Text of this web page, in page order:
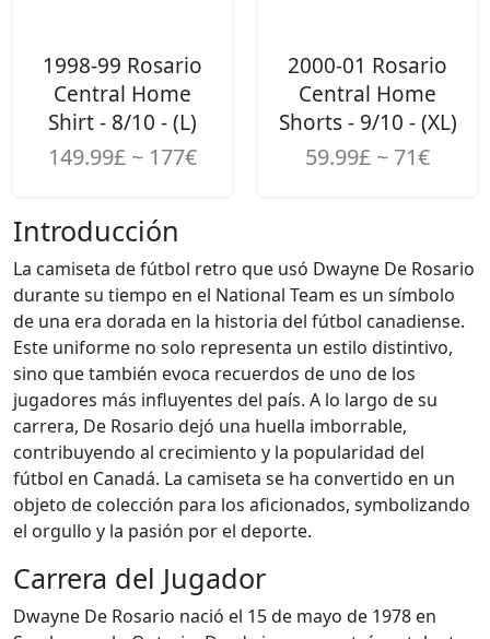
1998-99 Rosario
Central Home
Shirt - 8/10 - (L)
149.99£ ~ 177€
2000-01 Rosario
Central Home
Shorts - 9/10 - (XL)
59.99£ ~ 71€
Introducción
La camiseta de fútbol retro que usó Dwayne De Rosario
durante su tiempo en el National Team es un símbolo
de una era dorada en la historia del fútbol canadiense.
Este uniforme no solo representa un estilo distintivo,
sino que también evoca recuerdos de uno de los
jugadores más influyentes del país. A lo largo de su
carrera, De Rosario dejó una huella imborrable,
contribuyendo al crecimiento y la popularidad del
fútbol en Canadá. La camiseta se ha convertido en un
objeto de colección para los aficionados, symbolizando
el orgullo y la pasión por el deporte.
Carrera del Jugador
Dwayne De Rosario nació el 15 de mayo de 1978 en